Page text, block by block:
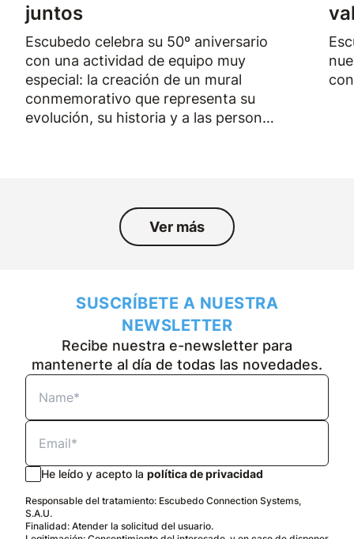
juntos
Escubedo celebra su 50º aniversario
con una actividad de equipo muy
especial: la creación de un mural
conmemorativo que representa su
evolución, su historia y a las personas
Ver más
SUSCRÍBETE A NUESTRA
NEWSLETTER
Recibe nuestra e-newsletter para
mantenerte al día de todas las novedades.
He leído y acepto la política de privacidad
Responsable del tratamiento: Escubedo Connection Systems,
S.A.U.
Finalidad: Atender la solicitud del usuario.